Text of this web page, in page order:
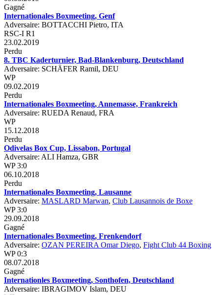
Gagné
Internationales Boxmeeting, Genf
Adversaire: BOTTACCHI Pietro, ITA
RSC-I R1
23.02.2019
Perdu
8. TBC Kaderturnier, Bad-Blankenburg, Deutschland
Adversaire: SCHÄFER Ramil, DEU
WP
09.02.2019
Perdu
Internationales Boxmeeting, Annemasse, Frankreich
Adversaire: RUEDA Renaud, FRA
WP
15.12.2018
Perdu
Odivelas Box Cup, Lissabon, Portugal
Adversaire: ALI Hamza, GBR
WP 3:0
06.10.2018
Perdu
Internationales Boxmeeting, Lausanne
Adversaire: MASLARD Marwan, Club Lausannois de Boxe
WP 3:0
29.09.2018
Gagné
Internationales Boxmeeting, Frenkendorf
Adversaire: OZAN PEREIRA Omar Diego, Fight Club 44 Boxing
WP 0:3
08.07.2018
Gagné
Internationles Boxmeeting, Sonthofen, Deutschland
Adversaire: IBRAGIMOV Islam, DEU